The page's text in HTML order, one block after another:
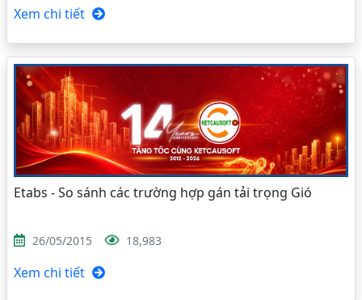
Xem chi tiết
Etabs - So sánh các trường hợp gán tải trọng Gió
26/05/2015 18,983
Xem chi tiết